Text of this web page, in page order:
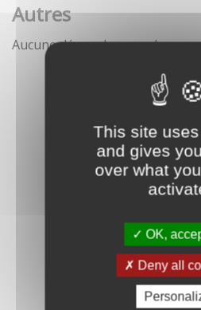
This site
and gives
over what
OK,
Deny all
Autres
Aucune démarche pour le